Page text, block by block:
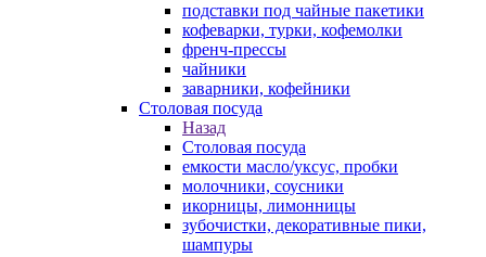
подставки под чайные пакетики
кофеварки, турки, кофемолки
френч-прессы
чайники
заварники, кофейники
Столовая посуда
Назад
Столовая посуда
емкости масло/уксус, пробки
молочники, соусники
икорницы, лимонницы
зубочистки, декоративные пики,
шампуры